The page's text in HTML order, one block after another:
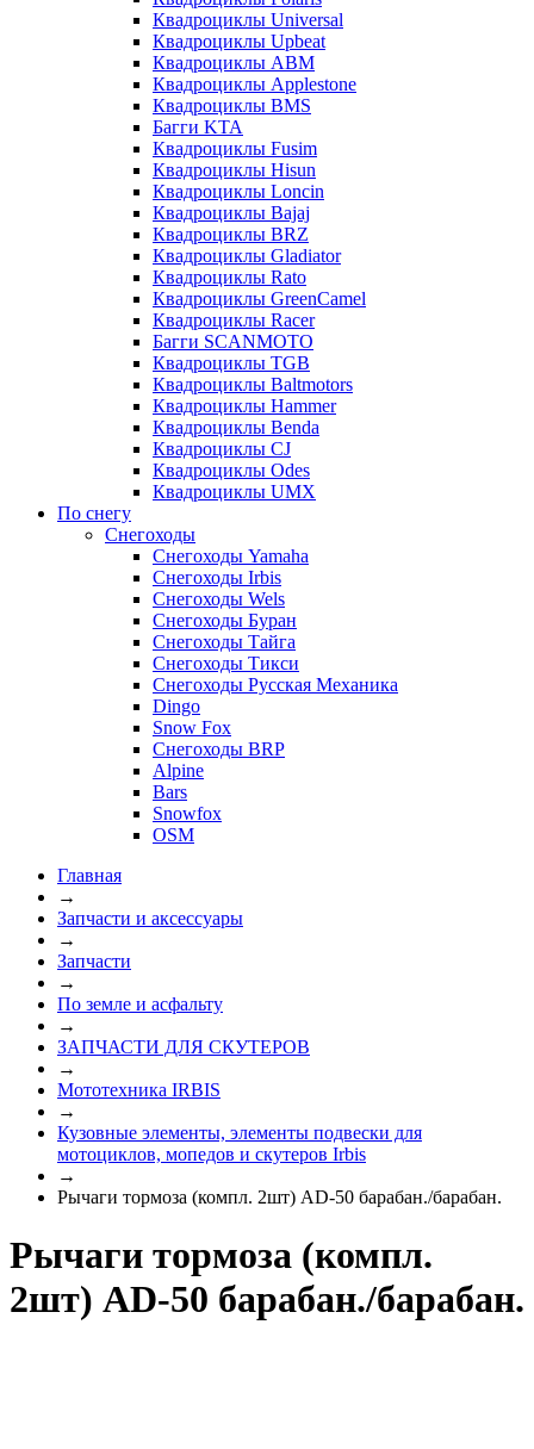
Квадроциклы Universal
Квадроциклы Upbeat
Квадроциклы ABM
Квадроциклы Applestone
Квадроциклы BMS
Багги KTA
Квадроциклы Fusim
Квадроциклы Hisun
Квадроциклы Loncin
Квадроциклы Bajaj
Квадроциклы BRZ
Квадроциклы Gladiator
Квадроциклы Rato
Квадроциклы GreenCamel
Квадроциклы Racer
Багги SCANMOTO
Квадроциклы TGB
Квадроциклы Baltmotors
Квадроциклы Hammer
Квадроциклы Benda
Квадроциклы CJ
Квадроциклы Odes
Квадроциклы UMX
По снегу
Снегоходы
Снегоходы Yamaha
Снегоходы Irbis
Снегоходы Wels
Снегоходы Буран
Снегоходы Тайга
Снегоходы Тикси
Снегоходы Русская Механика
Dingo
Snow Fox
Снегоходы BRP
Alpine
Bars
Snowfox
OSM
Главная
→
Запчасти и аксессуары
→
Запчасти
→
По земле и асфальту
→
ЗАПЧАСТИ ДЛЯ СКУТЕРОВ
→
Мототехника IRBIS
→
Кузовные элементы, элементы подвески для
мотоциклов, мопедов и скутеров Irbis
→
Рычаги тормоза (компл. 2шт) AD-50 барабан./барабан.
Рычаги тормоза (компл.
2шт) AD-50 барабан./барабан.